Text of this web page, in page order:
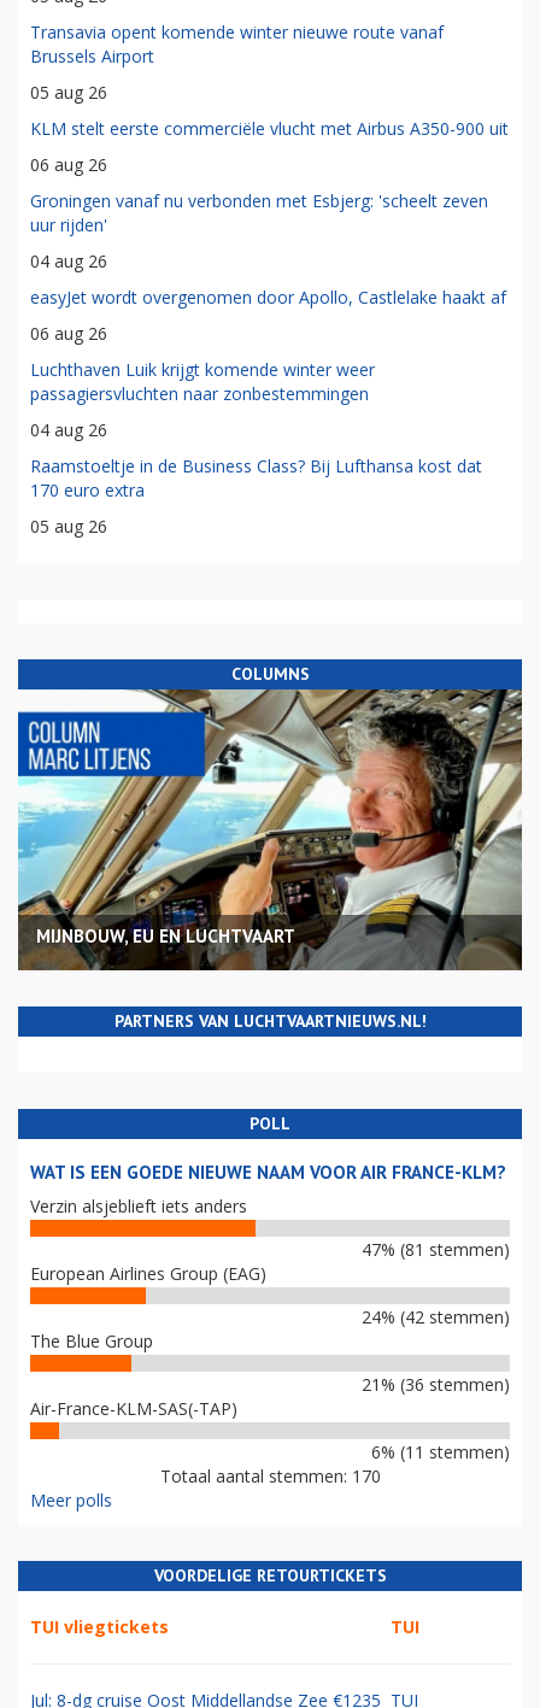
Transavia opent komende winter nieuwe route vanaf
Brussels Airport
05 aug 26
KLM stelt eerste commerciële vlucht met Airbus A350-900 uit
06 aug 26
Groningen vanaf nu verbonden met Esbjerg: 'scheelt zeven
uur rijden'
04 aug 26
easyJet wordt overgenomen door Apollo, Castlelake haakt af
06 aug 26
Luchthaven Luik krijgt komende winter weer
passagiersvluchten naar zonbestemmingen
04 aug 26
Raamstoeltje in de Business Class? Bij Lufthansa kost dat
170 euro extra
05 aug 26
COLUMNS
MIJNBOUW, EU EN LUCHTVAART
PARTNERS VAN LUCHTVAARTNIEUWS.NL!
POLL
WAT IS EEN GOEDE NIEUWE NAAM VOOR AIR FRANCE-KLM?
Verzin alsjeblieft iets anders
47% (81 stemmen)
European Airlines Group (EAG)
24% (42 stemmen)
The Blue Group
21% (36 stemmen)
Air-France-KLM-SAS(-TAP)
6% (11 stemmen)
Totaal aantal stemmen: 170
Meer polls
VOORDELIGE RETOURTICKETS
TUI vliegtickets TUI
Jul: 8-dg cruise Oost Middellandse Zee €1235 TUI